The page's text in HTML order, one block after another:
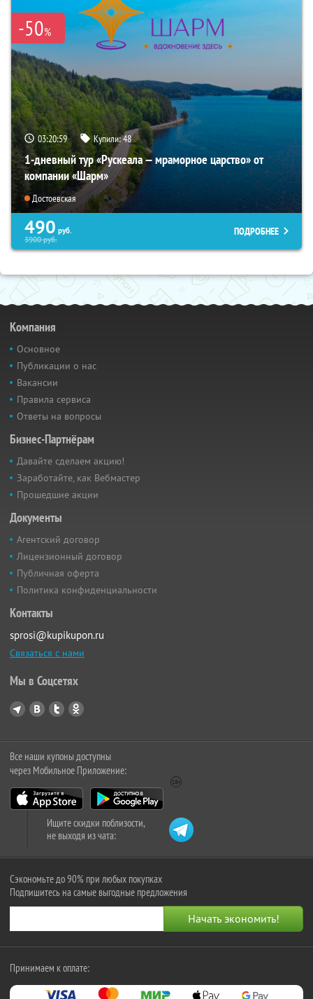
-50%
03:20:59 Купили:48
1-дневный тур «Рускеала — мраморное царство» от
компании «Шарм»
Достоевская
490 руб.
3900руб.
ПОДРОБНЕЕ
Компания
Основное
Публикации о нас
Вакансии
Правила сервиса
Ответы на вопросы
Бизнес-Партнёрам
Давайте сделаем акцию!
Заработайте, как Вебмастер
Прошедшие акции
Документы
Агентский договор
Лицензионный договор
Публичная оферта
Политика конфиденциальности
Контакты
sprosi@kupikupon.ru
Связаться с нами
Мы в Соцсетях
Все наши купоны доступны
через Мобильное Приложение:
Ищите скидки поблизости,
не выходя из чата:
Сэкономьте до 90% при любых покупках
Подпишитесь на самые выгодные предложения
Принимаем к оплате: